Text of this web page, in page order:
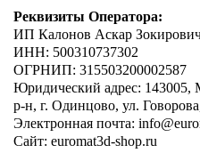
Реквизиты Оператора:
ИП Калонов Аскар
ИНН: 500310737302
ОГРНИП: 315503200002587
Юридический адрес: 143005,
р-н, г. Одинцово, ул.
Электронная почта:
Сайт: euromat3d-shop.ru